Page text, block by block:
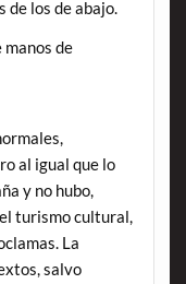
de los de abajo.
de
al igual que lo
y no hubo,
turismo cultural,
La
salvo